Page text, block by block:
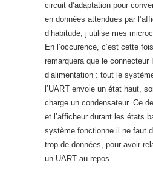
circuit d’adaptation pour
en données attendues par
d’habitude, j’utilise mes
En l’occurence, c’est cette
remarquera que le connecteur
d’alimentation : tout le
l’UART envoie un état haut,
charge un condensateur. Ce
et l’afficheur durant les états
système fonctionne il ne faut
trop de données, pour avoir
un UART au repos.